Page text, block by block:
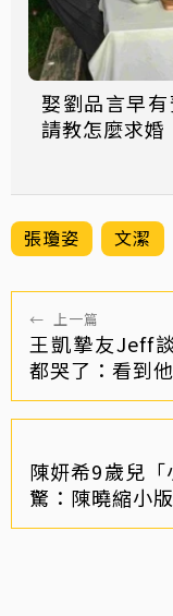
娶劉品言早
請教怎麼求婚
張瓊姿 文潔
← 上一篇
王凱摯友Jeff
都哭了：看到
陳妍希9歲兒
驚：陳曉縮小版